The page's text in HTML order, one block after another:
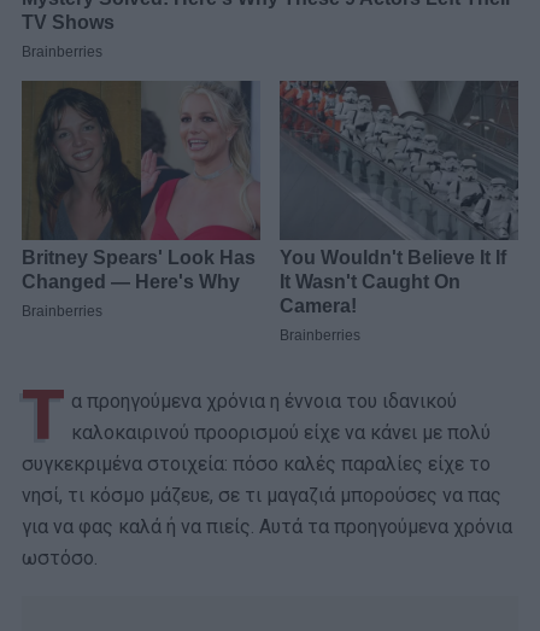
Τ α προηγούμενα χρόνια η έννοια του ιδανικού
καλοκαιρινού προορισμού είχε να κάνει με πολύ
συγκεκριμένα στοιχεία: πόσο καλές παραλίες είχε το
νησί, τι κόσμο μάζευε, σε τι μαγαζιά μπορούσες να πας
για να φας καλά ή να πιείς. Αυτά τα προηγούμενα χρόνια
ωστόσο.